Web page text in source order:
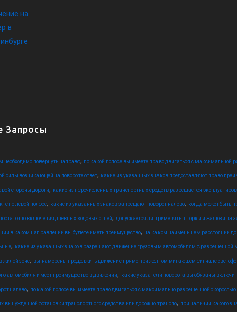
Запросы
необходимо повернуть направо, по какой полосе вы имеете право двигаться с максимальной
силы возникающей на повороте ответ, какие из указанных знаков предоставляют право
стороны дороги, какие из перечисленных транспортных средств разрешается
по левой полосе, какие из указанных знаков запрещают поворот налево, когда может быть
включения дневных ходовых огней, допускается ли применять шторки и жалюзи на
в каком направлении вы будете иметь преимущество, на каком наименьшем расстоянии
, какие из указанных знаков разрешают движение грузовым автомобилям с разрешенной
жилой зоне, вы намерены продолжить движение прямо при желтом мигающем сигнале
автомобиля имеет преимущество в движении, какие указатели поворота вы обязаны
налево, по какой полосе вы имеете право двигаться с максимально разрешенной
вынужденной остановки транспортного средства или дорожно транспо, при наличии какого